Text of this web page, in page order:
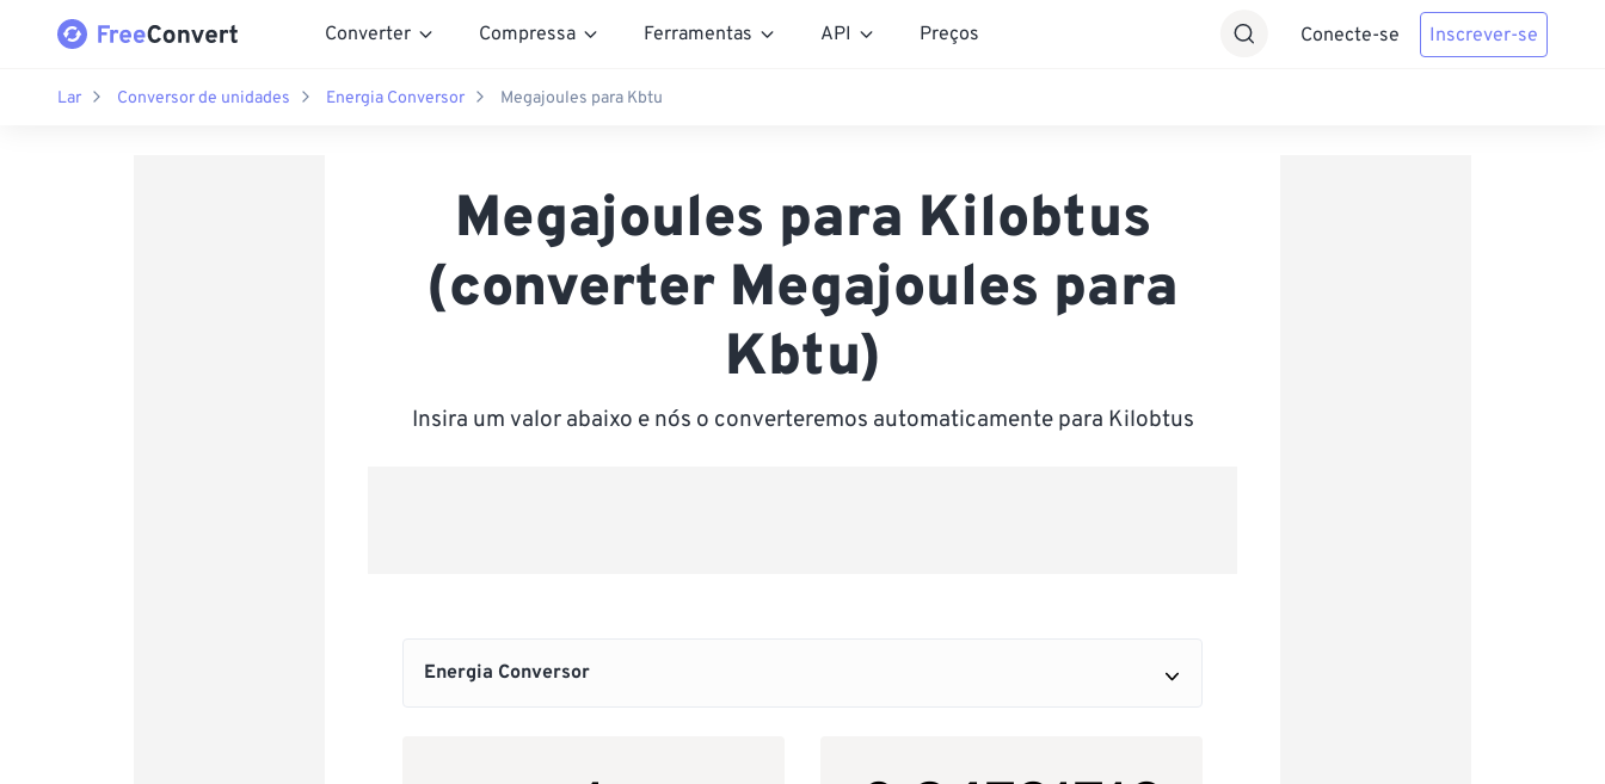
Converter Compressa Ferramentas API Preços Conecte-se Inscrever-se
Lar Conversor de unidades Energia Conversor Megajoules para Kbtu
Megajoules para Kilobtus
(converter Megajoules para
Kbtu)
Insira um valor abaixo e nós o converteremos automaticamente para Kilobtus